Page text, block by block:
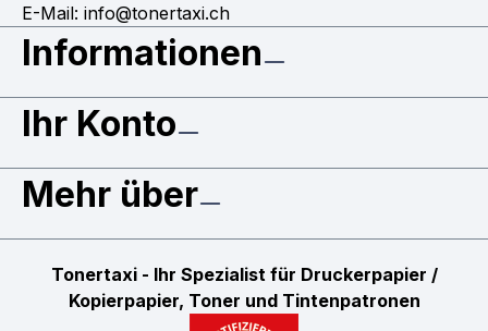
E-Mail: info@tonertaxi.ch
Informationen
Ihr Konto
Mehr über
Tonertaxi - Ihr Spezialist für Druckerpapier /
Kopierpapier, Toner und Tintenpatronen